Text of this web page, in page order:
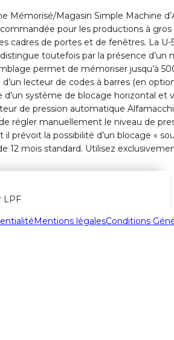
Mémorisé/Magasin Simple Machine
pour les productions à
cadres de portes et de fenêtres. La
toutefois par la présence d’un
permet de mémoriser jusqu’à
lecteur de codes à barres (en
d’un système de blocage horizontal et
de pression automatique
régler manuellement le niveau de
il prévoit la possibilité d’un blocage «
12 mois standard. Utilisez
LPF
Mentions légalesConditions